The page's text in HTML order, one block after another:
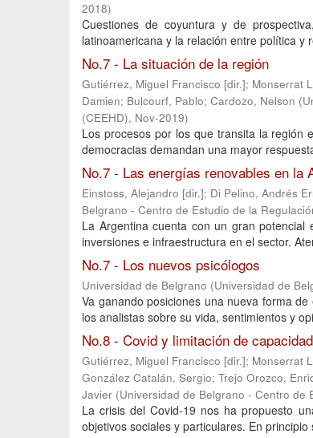
2018)
Cuestiones de coyuntura y de
latinoamericana y la relación entre política
No.7 - La situación de la región
Gutiérrez, Miguel Francisco [dir.]; Monserrat
Damien; Bulcourf, Pablo; Cardozo, Nelson (
(CEEHD), Nov-2019)
Los procesos por los que transita la región
democracias demandan una mayor
No.7 - Las energías renovables en la
Einstoss, Alejandro [dir.]; Di Pelino, Andrés
Belgrano - Centro de Estudio de la
La Argentina cuenta con un gran
inversiones e infraestructura en el sector.
No.7 - Los nuevos psicólogos
Universidad de Belgrano (Universidad de
Va ganando posiciones una nueva forma
los analistas sobre su vida, sentimientos y
No.8 - Covid y limitación de
Gutiérrez, Miguel Francisco [dir.]; Monserrat
González Catalán, Sergio; Trejo Orozco,
Javier (Universidad de Belgrano - Centro de
La crisis del Covid-19 nos ha propuesto
objetivos sociales y particulares. En